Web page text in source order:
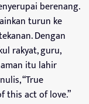
berenang.
turun ke
Dengan
rakyat, guru,
itu lahir
“True
act of love.”